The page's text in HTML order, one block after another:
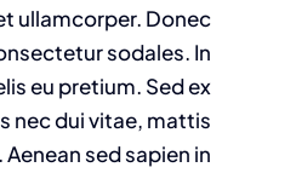
ullamcorper. Donec
sodales. In
eu pretium. Sed ex
nec dui vitae, mattis
sed sapien in